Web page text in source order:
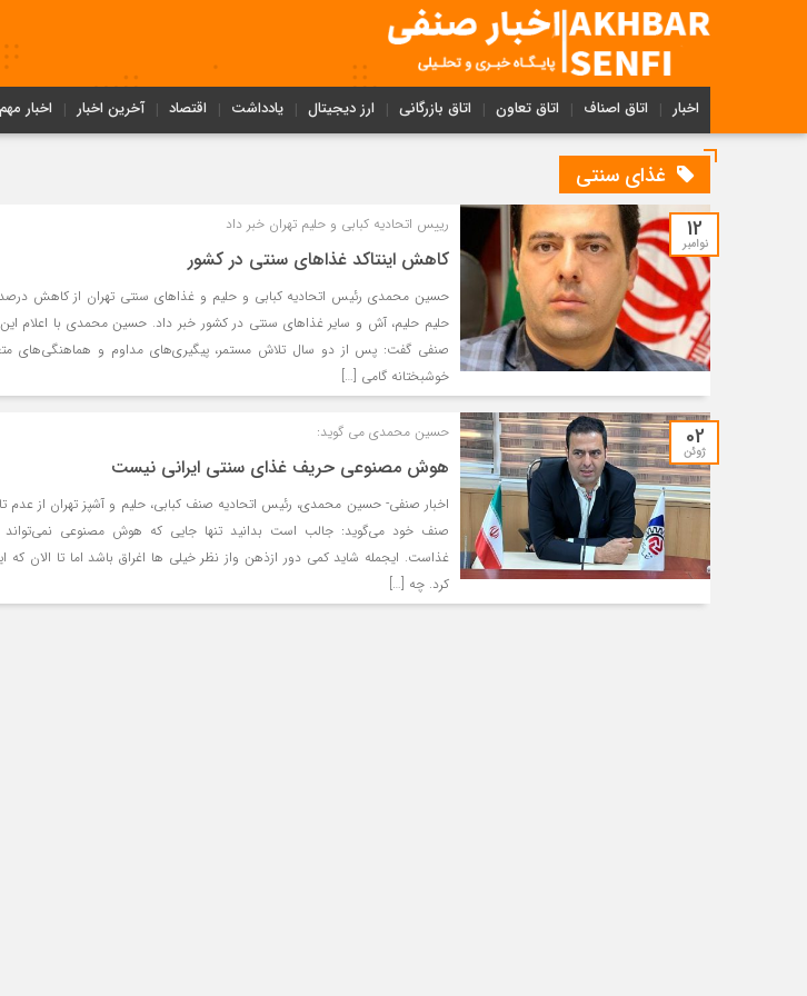
اخبار اتاق اصناف اتاق تعاون اتاق بازرگانی ارز دیجیتال یادداشت اقتصاد آخرین اخبار اخبار مهم
غذای سنتی
12
نوامبر
رییس اتحادیه کبابی و حلیم تهران خبر داد
کاهش اینتاکد غذاهای سنتی در کشور
حسین محمدی رئیس اتحادیه کبابی و حلیم و غذاهای سنتی تهران از کاهش درصد
حلیم حلیم، آش و سایر غذاهای سنتی در کشور خبر داد. حسین محمدی با اعلام این
صنفی گفت: پس از دو سال تلاش مستمر، پیگیری‌های مداوم و هماهنگی‌های
خوشبختانه گامی […]
02
ژوئن
حسین محمدی می گوید:
هوش مصنوعی حریف غذای سنتی ایرانی نیست
اخبار صنفی- حسین محمدی، رئیس اتحادیه صنف کبابی، حلیم و آشپز تهران از عدم
صنف خود می‌گوید: جالب است بدانید تنها جایی که هوش مصنوعی نمی‌تواند
غذاست. ایجمله شاید کمی دور ازذهن واز نظر خیلی ها اغراق باشد اما تا الان که
کرد. چه […]